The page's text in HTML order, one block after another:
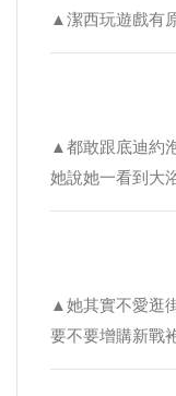
▲潔西玩遊戲有
▲都敢跟底迪約
她說她一看到大
▲她其實不愛逛
要不要增購新戰